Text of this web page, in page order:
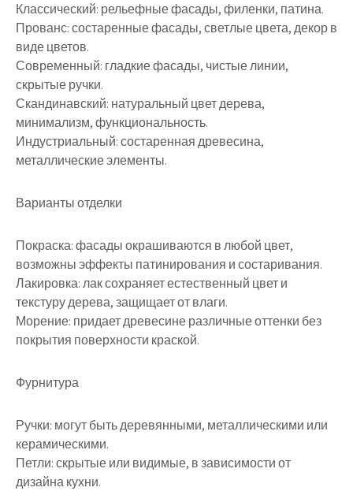
Классический: рельефные фасады, филенки, патина.
Прованс: состаренные фасады, светлые цвета, декор в
виде цветов.
Современный: гладкие фасады, чистые линии,
скрытые ручки.
Скандинавский: натуральный цвет дерева,
минимализм, функциональность.
Индустриальный: состаренная древесина,
металлические элементы.
Варианты отделки
Покраска: фасады окрашиваются в любой цвет,
возможны эффекты патинирования и состаривания.
Лакировка: лак сохраняет естественный цвет и
текстуру дерева, защищает от влаги.
Морение: придает древесине различные оттенки без
покрытия поверхности краской.
Фурнитура
Ручки: могут быть деревянными, металлическими или
керамическими.
Петли: скрытые или видимые, в зависимости от
дизайна кухни.